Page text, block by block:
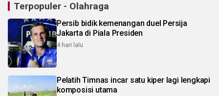
Terpopuler - Olahraga
Persib bidik kemenangan duel Persija
Jakarta di Piala Presiden
4 hari lalu
Pelatih Timnas incar satu kiper lagi lengkapi
komposisi utama